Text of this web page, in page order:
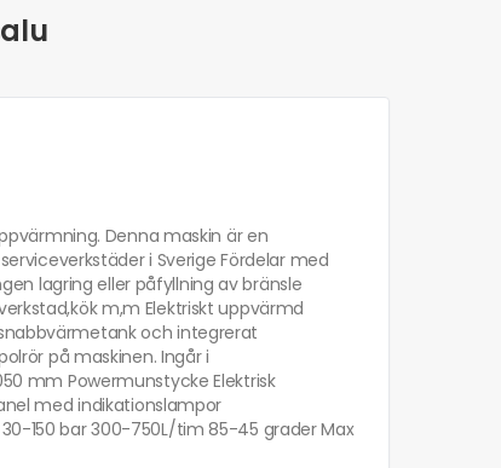
Denna maskin är en
i Sverige Fördelar med
lagring eller påfyllning av bränsle
m,m Elektriskt uppvärmd
och integrerat
på maskinen. Ingår i
mm Powermunstycke Elektrisk
med indikationslampor
150 bar 300-750L/tim 85-45 grader Max